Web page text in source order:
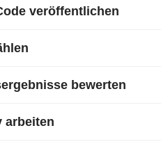
veröffentlichen
bewerten
arbeiten